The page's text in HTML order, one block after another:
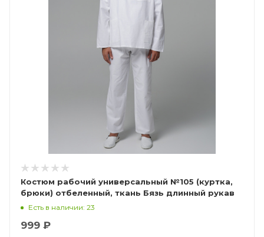
Костюм рабочий универсальный №105 (куртка,
брюки) отбеленный, ткань Бязь длинный рукав
Есть в наличии: 23
999 ₽